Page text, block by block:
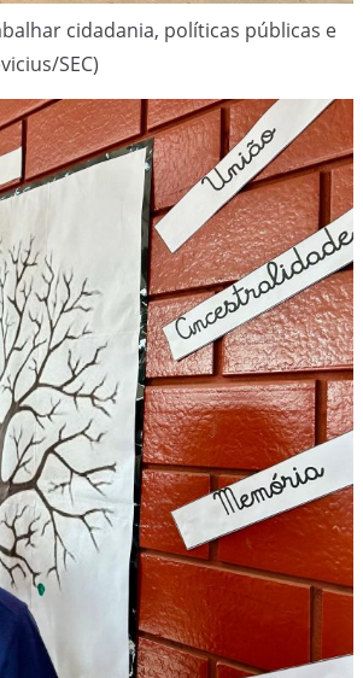
cidadania, políticas públicas e
SEC)